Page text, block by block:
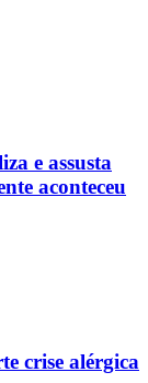
e assusta
aconteceu
crise alérgica